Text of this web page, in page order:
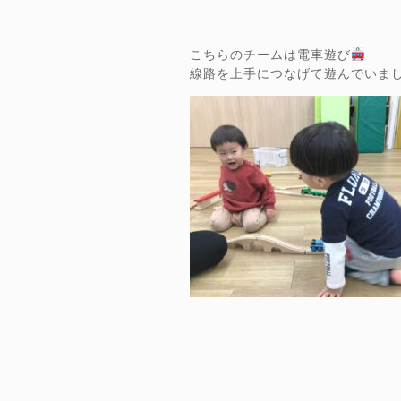
こちらのチームは電車遊び
線路を上手につなげて遊んでいま